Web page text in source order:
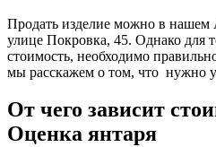
Продать изделие можно в нашем
улице Покровка, 45. Однако для
стоимость, необходимо
мы расскажем о том, что нужно
От чего зависит
Оценка янтаря